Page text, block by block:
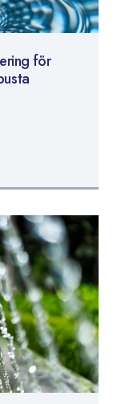
för